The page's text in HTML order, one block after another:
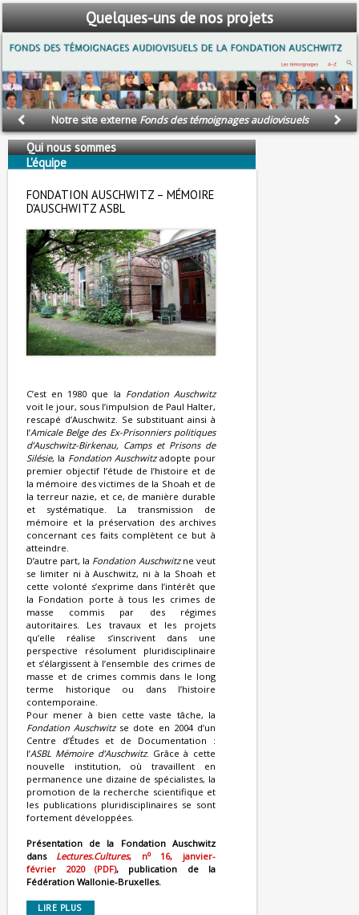
Quelques-unsde nos projets
Notre site externeFonds des témoignages audiovisuels
Qui nous sommes
L'équipe
FONDATION AUSCHWITZ – MÉMOIRE
D'AUSCHWITZ ASBL
C’est en 1980 que la Fondation Auschwitz
voit le jour, sous l’impulsion de Paul Halter,
rescapé d’Auschwitz. Se substituant ainsi à
l’Amicale Belge des Ex-Prisonniers politiques
d’Auschwitz-Birkenau, Camps et Prisons de
Silésie, la Fondation Auschwitzadopte pour
premier objectif l’étude de l’histoire et de
la mémoire des victimes de la Shoah et de
la terreur nazie, et ce, de manière durable
et systématique. La transmission de
mémoire et la préservation des archives
concernant ces faits complètent ce but à
atteindre.
D’autre part, la Fondation Auschwitzne veut
se limiter ni à Auschwitz, ni à la Shoah et
cette volonté s’exprime dans l’intérêt que
la Fondation porte à tous les crimes de
masse commis par des régimes
autoritaires. Les travaux et les projets
qu’elle réalise s’inscrivent dans une
perspective résolument pluridisciplinaire
et s’élargissent à l’ensemble des crimes de
masse et de crimes commis dans le long
terme historique ou dans l’histoire
contemporaine.
Pour mener à bien cette vaste tâche, la
Fondation Auschwitzse dote en 2004 d’un
Centre d’Études et de Documentation :
l’ASBL Mémoire d’Auschwitz. Grâce à cette
nouvelle institution, où travaillent en
permanence une dizaine de spécialistes, la
promotion de la recherche scientifique et
les publications pluridisciplinaires se sont
fortement développées.
Présentation de la Fondation Auschwitz
dans Lectures.Cultures, no16, janvier-
février 2020 (PDF), publication de la
Fédération Wallonie-Bruxelles.
LIRE PLUS